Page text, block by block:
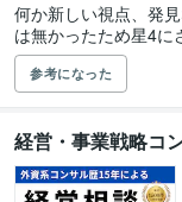
何か新しい視点、発
は無かったため星4に
参考になった
経営・事業戦略コ